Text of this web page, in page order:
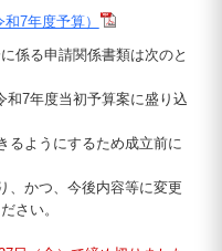
7年度予算）
係る申請関係書類は次のと
7年度当初予算案に盛り込
るようにするため成立前に
、かつ、今後内容等に変更
さい。